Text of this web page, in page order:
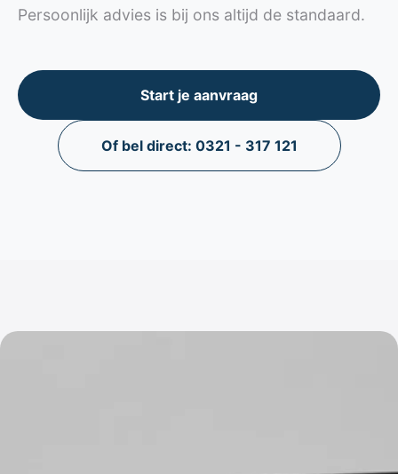
Persoonlijk advies is bij ons altijd de standaard.
Start je aanvraag
Of bel direct: 0321 - 317 121